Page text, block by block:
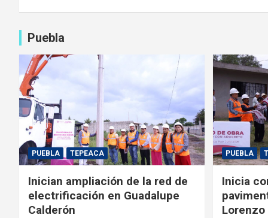
Puebla
PUEBLA TEPEACA
Inician ampliación de la red de
electrificación en Guadalupe
Calderón
PUEBLA
Inicia
Lorenzo